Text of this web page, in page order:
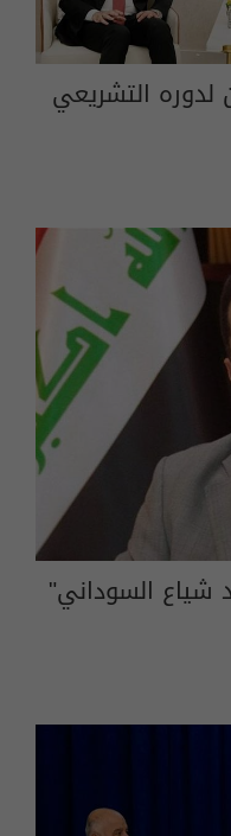
لدوره التشريعي
شياع السوداني"